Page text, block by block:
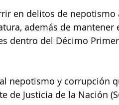
en delitos de nepotismo
además de mantener
dentro del Décimo Primer
nepotismo y corrupción
Justicia de la Nación